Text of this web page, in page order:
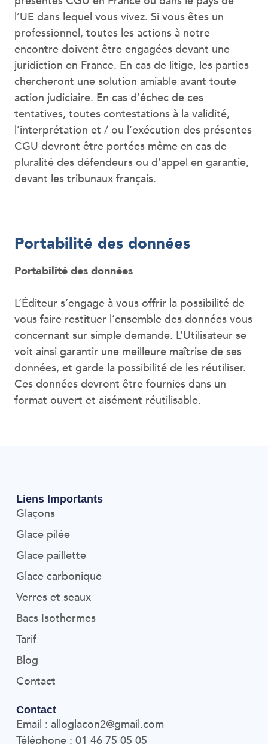
l’UE dans lequel vous vivez. Si vous êtes un
professionnel, toutes les actions à notre
encontre doivent être engagées devant une
juridiction en France. En cas de litige, les parties
chercheront une solution amiable avant toute
action judiciaire. En cas d’échec de ces
tentatives, toutes contestations à la validité,
l’interprétation et / ou l’exécution des présentes
CGU devront être portées même en cas de
pluralité des défendeurs ou d’appel en garantie,
devant les tribunaux français.
Portabilité des données
Portabilité des données
L’Éditeur s’engage à vous offrir la possibilité de
vous faire restituer l’ensemble des données vous
concernant sur simple demande. L’Utilisateur se
voit ainsi garantir une meilleure maîtrise de ses
données, et garde la possibilité de les réutiliser.
Ces données devront être fournies dans un
format ouvert et aisément réutilisable.
Liens Importants
Glaçons
Glace pilée
Glace paillette
Glace carbonique
Verres et seaux
Bacs Isothermes
Tarif
Blog
Contact
Contact
Email : alloglacon2@gmail.com
Téléphone : 01 46 75 05 05